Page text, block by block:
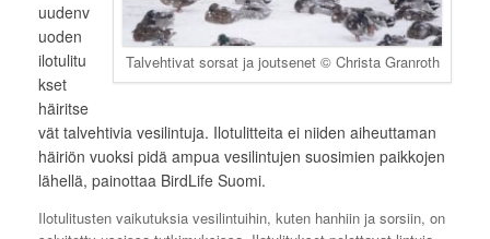
Talvehtivat sorsat ja joutsenet © Christa Granroth
uudenv
uoden
ilotulitu
kset
häiritse
vät talvehtivia vesilintuja. Ilotulitteita ei niiden aiheuttaman
häiriön vuoksi pidä ampua vesilintujen suosimien paikkojen
lähellä, painottaa BirdLife Suomi.
Ilotulitusten vaikutuksia vesilintuihin, kuten hanhiin ja sorsiin, on